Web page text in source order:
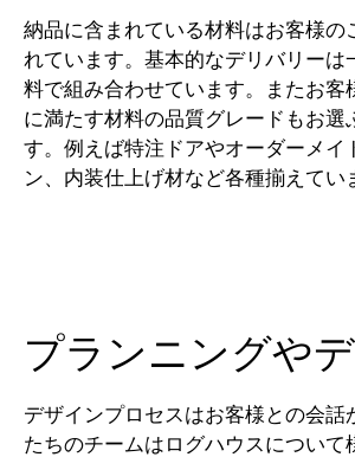
納品に含まれている材料はお客様の
れています。基本的なデリバリーは
料で組み合わせています。またお客
に満たす材料の品質グレードもお選
す。例えば特注ドアやオーダーメイ
ン、内装仕上げ材など各種揃えてい
プランニングや
デザインプロセスはお客様との会話
たちのチームはログハウスについて